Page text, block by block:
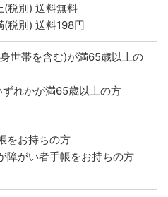
税別) 送料無料
税別) 送料198円
世帯を含む)が満65歳以上の
れかが満65歳以上の方
をお持ちの方
障がい者手帳をお持ちの方